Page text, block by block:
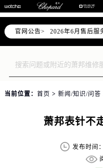
官网公告>
2026年6月北京市
2026年6月北京市
2026年6月售后服
当前位置： 首页 > 新闻/知识/问答
萧邦表针不
发布时间